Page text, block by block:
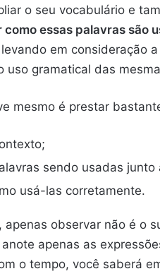
o seu vocabulário e
essas palavras são
em consideração
uso gramatical das
mesmo é prestar
sendo usadas
usá-las corretamente.
apenas observar não é o
apenas as
o tempo, você saberá